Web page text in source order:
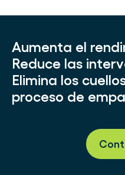
Aumenta el
Reduce las
Elimina los
proceso de